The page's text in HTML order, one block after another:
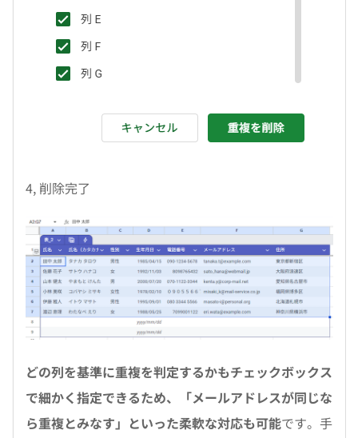
4, 削除完了
どの列を基準に重複を判定するかもチェックボックス
で細かく指定できるため、「メールアドレスが同じな
ら重複とみなす」といった柔軟な対応も可能です。手